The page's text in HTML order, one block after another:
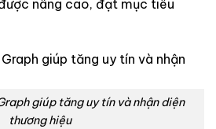
nâng cao, đạt mục tiêu
giúp tăng uy tín và nhận diện
thương hiệu